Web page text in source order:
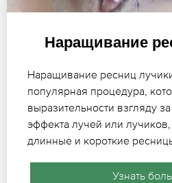
Наращивание
Наращивание ресниц
популярная процедура,
выразительности взгляду
эффекта лучей или
длинные и короткие
Узнать